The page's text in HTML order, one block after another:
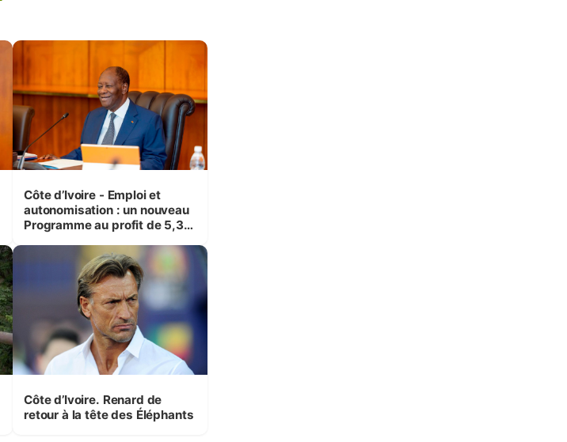
Côte d’Ivoire - Emploi et
autonomisation : un nouveau
Programme au profit de 5,3
Côte d’Ivoire. Renard de
retour à la tête des Éléphants